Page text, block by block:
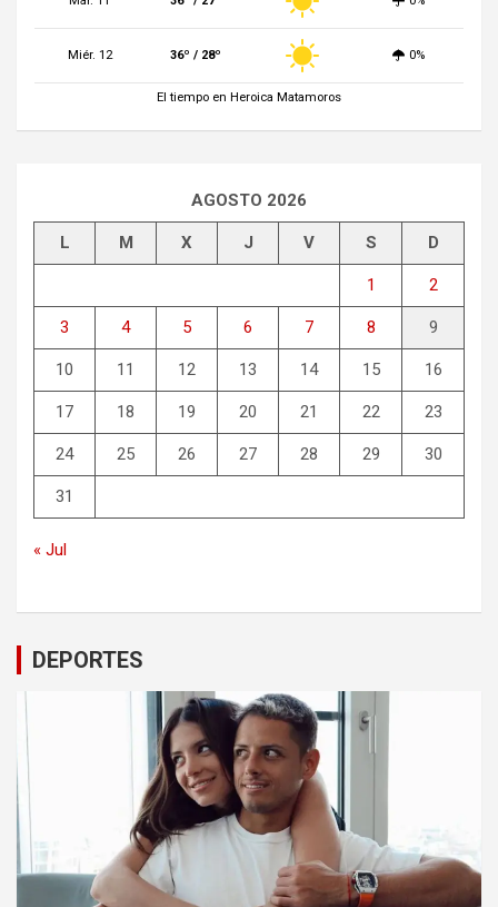
Miér. 12 36º / 28º 0%
El tiempo en Heroica Matamoros
AGOSTO 2026
L M X J V S D
1 2
3 4 5 6 7 8 9
10 11 12 13 14 15 16
17 18 19 20 21 22 23
24 25 26 27 28 29 30
31
« Jul
DEPORTES